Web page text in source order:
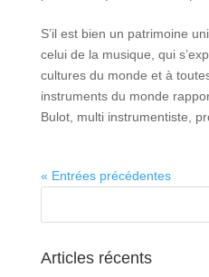
S’il est bien un patrimoine
celui de la musique, qui
cultures du monde et à
instruments du monde
Bulot, multi instrumentiste,
« Entrées précédentes
Articles récents